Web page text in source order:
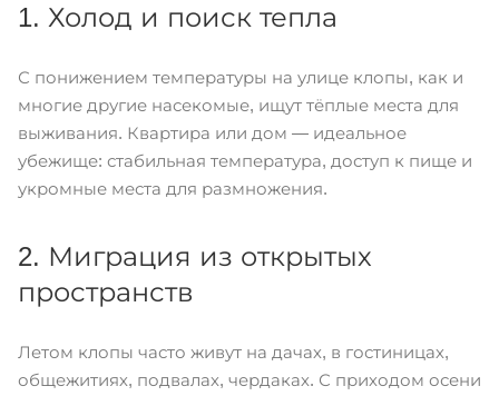
1. Холод и поиск тепла
С понижением температуры на улице клопы, как и
многие другие насекомые, ищут тёплые места для
выживания. Квартира или дом — идеальное
убежище: стабильная температура, доступ к пище и
укромные места для размножения.
2. Миграция из открытых
пространств
Летом клопы часто живут на дачах, в гостиницах,
общежитиях, подвалах, чердаках. С приходом осени